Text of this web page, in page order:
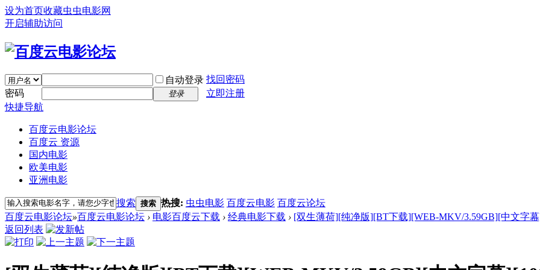
设为首页收藏虫虫电影网
开启辅助访问
自动登录 找回密码
密码
登录
立即注册
快捷导航
百度云电影论坛
百度云 资源
国内电影
欧美电影
亚洲电影
搜索 搜索 热搜: 虫虫电影 百度云电影 百度云论坛
百度云电影论坛»百度云电影论坛 › 电影百度云下载 › 经典电影下载 › [双生薄荷][纯净版][BT下载][WEB-MKV/3.59GB][中文字
返回列表